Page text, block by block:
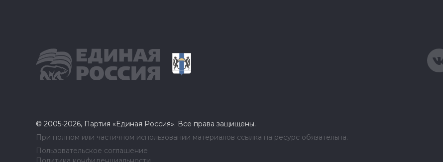
© 2005-2026, Партия «Единая Россия». Все права защищены.
При полном или частичном использовании материалов ссылка на ресурс обязательна.
Пользовательское соглашение